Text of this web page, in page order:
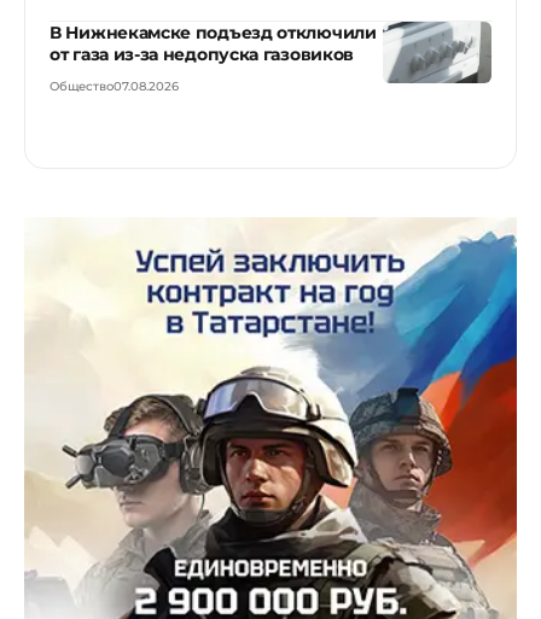
В Нижнекамске подъезд отключили
от газа из-за недопуска газовиков
Общество07.08.2026